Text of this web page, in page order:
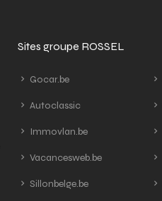
Sites groupe ROSSEL
Gocar.be
Autoclassic
Immovlan.be
Vacancesweb.be
Sillonbelge.be